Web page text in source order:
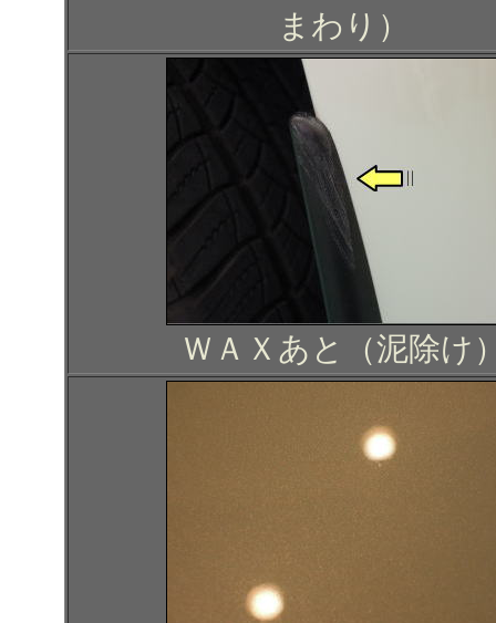
まわり）
ＷＡＸあと（泥除け